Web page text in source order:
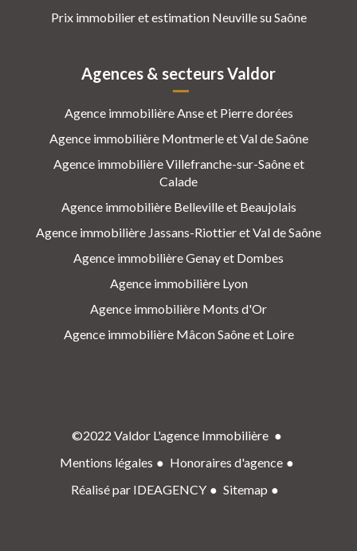
Prix immobilier et estimation Neuville su Saône
Agences & secteurs Valdor
Agence immobilière Anse et Pierre dorées
Agence immobilière Montmerle et Val de Saône
Agence immobilière Villefranche-sur-Saône et
Calade
Agence immobilière Belleville et Beaujolais
Agence immobilière Jassans-Riottier et Val de Saône
Agence immobilière Genay et Dombes
Agence immobilière Lyon
Agence immobilière Monts d'Or
Agence immobilière Mâcon Saône et Loire
©2022 Valdor L'agence Immobilière
Mentions légales
Honoraires d'agence
Réalisé par IDEAGENCY
Sitemap